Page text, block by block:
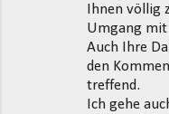
Ihnen völlig
Umgang
Auch Ihre
den
treffend.
Ich gehe